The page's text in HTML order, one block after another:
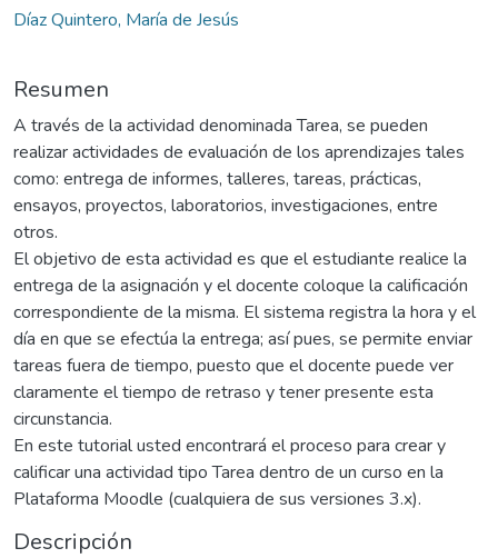
Díaz Quintero, María de Jesús
Resumen
A través de la actividad denominada Tarea, se pueden
realizar actividades de evaluación de los aprendizajes tales
como: entrega de informes, talleres, tareas, prácticas,
ensayos, proyectos, laboratorios, investigaciones, entre
otros.
El objetivo de esta actividad es que el estudiante realice la
entrega de la asignación y el docente coloque la calificación
correspondiente de la misma. El sistema registra la hora y el
día en que se efectúa la entrega; así pues, se permite enviar
tareas fuera de tiempo, puesto que el docente puede ver
claramente el tiempo de retraso y tener presente esta
circunstancia.
En este tutorial usted encontrará el proceso para crear y
calificar una actividad tipo Tarea dentro de un curso en la
Plataforma Moodle (cualquiera de sus versiones 3.x).
Descripción